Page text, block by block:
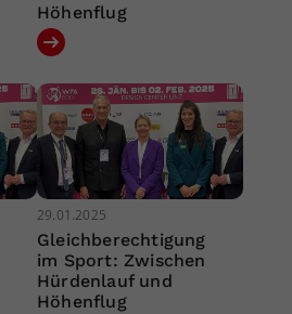
Höhenflug
29.01.2025
Gleichberechtigung
im Sport: Zwischen
Hürdenlauf und
Höhenflug